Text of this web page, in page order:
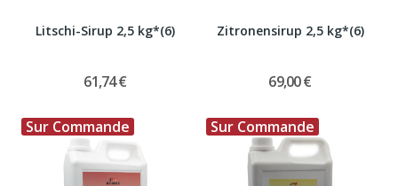
Litschi-Sirup 2,5 kg*(6)
61,74 €
Zitronensirup 2,5 kg*(6)
69,00 €
Sur Commande Sur Commande